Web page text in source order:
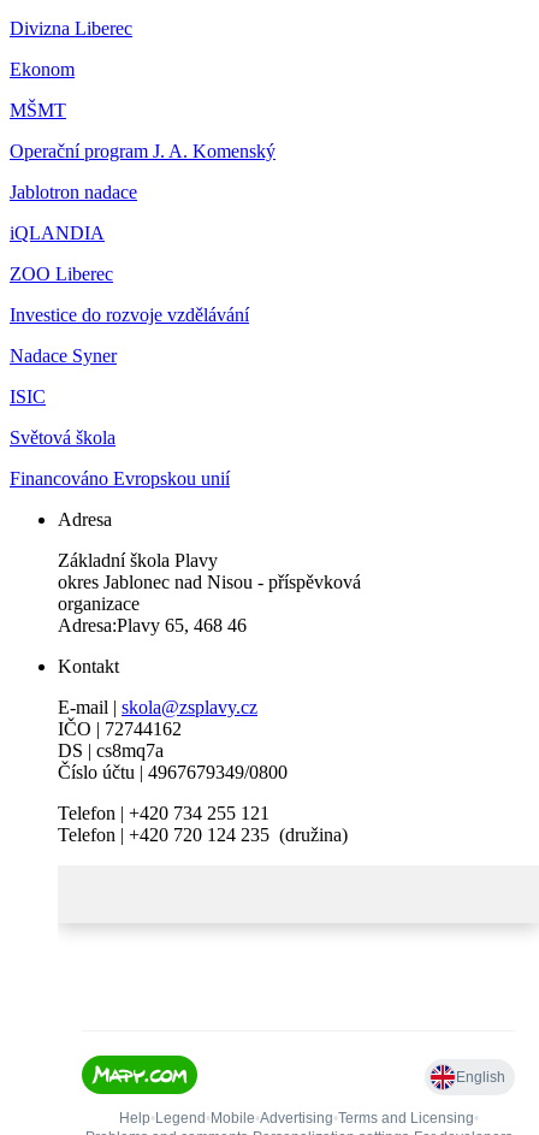
Divizna Liberec
Ekonom
MŠMT
Operační program J. A. Komenský
Jablotron nadace
iQLANDIA
ZOO Liberec
Investice do rozvoje vzdělávání
Nadace Syner
ISIC
Světová škola
Financováno Evropskou unií
Adresa
Základní škola Plavy
okres Jablonec nad Nisou - příspěvková
organizace
Adresa:Plavy 65, 468 46
Kontakt
E-mail | skola@zsplavy.cz
IČO | 72744162
DS | cs8mq7a
Číslo účtu | 4967679349/0800
Telefon | +420 734 255 121
Telefon | +420 720 124 235 (družina)